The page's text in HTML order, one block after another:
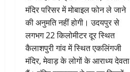
मंदिर परिसर में मोबाइल फोन ले जाने
की अनुमति नहीं होगी। उदयपुर से
लगभग 22 किलोमीटर दूर स्थित
कैलाशपुरी गांव में स्थित एकलिंगजी
मंदिर, मेवाड़ के लोगों के आराध्य देवता